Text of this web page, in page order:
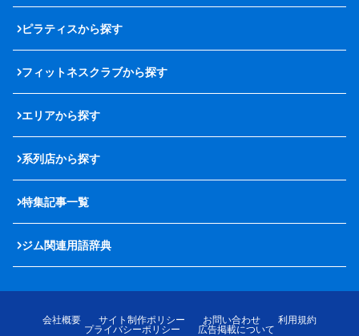
ピラティスから探す
フィットネスクラブから探す
エリアから探す
系列店から探す
特集記事一覧
ジム関連用語辞典
会社概要 サイト制作ポリシー お問い合わせ
利用規約
プライバシーポリシー
広告掲載について